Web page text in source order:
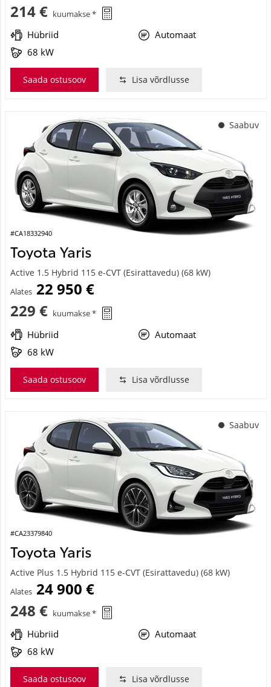
214 € kuumakse *
Hübriid
Automaat
68 kW
Saada ostusoov Lisa võrdlusse
Saabuv
#CA18332940
Toyota Yaris
Active 1.5 Hybrid 115 e-CVT (Esirattavedu) (68 kW)
Alates 22 950 €
229 € kuumakse *
Hübriid
Automaat
68 kW
Saada ostusoov Lisa võrdlusse
Saabuv
#CA23379840
Toyota Yaris
Active Plus 1.5 Hybrid 115 e-CVT (Esirattavedu) (68 kW)
Alates 24 900 €
248 € kuumakse *
Hübriid
Automaat
68 kW
Saada ostusoov Lisa võrdlusse